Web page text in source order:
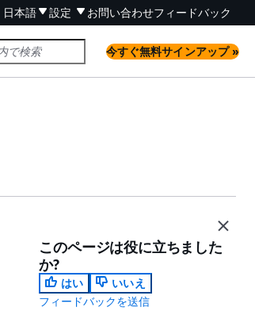
日本語 設定 お問い合わせフィードバック
今すぐ無料サインアップ »
このページは役に立ちました
か?
はい
いいえ
フィードバックを送信